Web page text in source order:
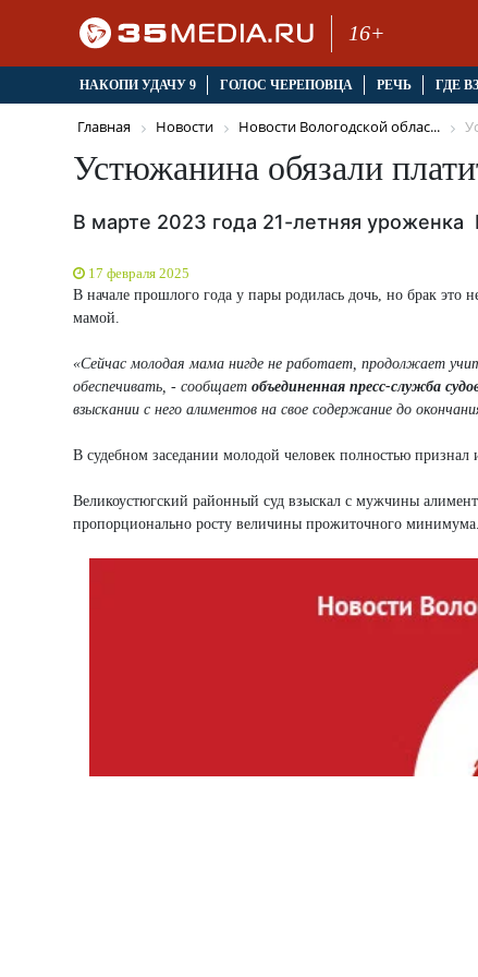
16+
НАКОПИ УДАЧУ 9 ГОЛОС ЧЕРЕПОВЦА РЕЧЬ ГДЕ
Главная Новости Новости Вологодской облас...
Устюжанина обязали
В марте 2023 года 21-летняя
17 февраля 2025
В начале прошлого года у пары родилась дочь, но брак это
мамой.
«Сейчас молодая мама нигде не работает, продолжает
обеспечивать, - сообщает объединенная пресс-служба
взыскании с него алиментов на свое содержание до
В судебном заседании молодой человек полностью признал
Великоустюгский районный суд взыскал с мужчины
пропорционально росту величины прожиточного минимума.